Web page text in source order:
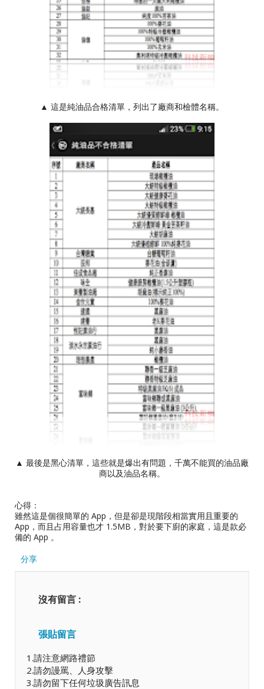
▲ 這是純油品合格清單，列出了廠商和檢體名稱。
▲ 最後是黑心清單，這些就是爆出有問題，千萬不能買的油品廠
商以及油品名稱。
心得：
雖然這是個很簡單的 App，但是卻是現階段相當實用且重要的
App，而且占用容量也才 1.5MB，對於要下廚的家庭，這是款必
備的 App 。
分享
沒有留言 :
張貼留言
1.請注意網路禮節
2.請勿謾罵、人身攻擊
3.請勿留下任何垃圾廣告訊息